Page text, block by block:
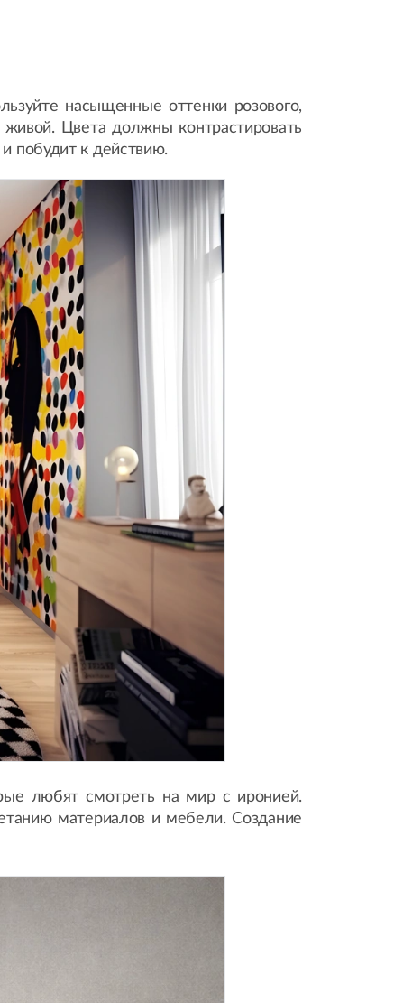
насыщенные оттенки розового,
Цвета должны контрастировать
побудит к действию.
любят смотреть на мир с иронией.
материалов и мебели. Создание